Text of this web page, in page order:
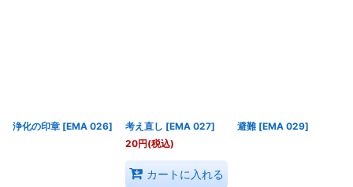
浄化の印章 [EMA 026] 考え直し [EMA 027]
20円(税込)
カートに入れる
避難 [EMA 029]